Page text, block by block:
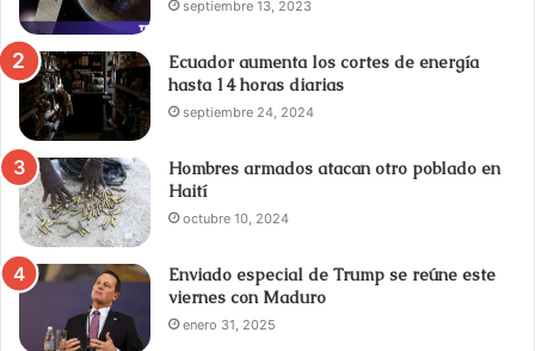
septiembre 13, 2023
Ecuador aumenta los cortes de energía
hasta 14 horas diarias
septiembre 24, 2024
Hombres armados atacan otro poblado en
Haití
octubre 10, 2024
Enviado especial de Trump se reúne este
viernes con Maduro
enero 31, 2025